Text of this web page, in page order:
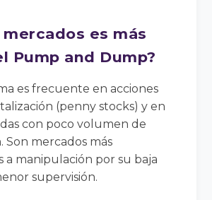
mercados es más
Pump and Dump?
es frecuente en acciones
(penny stocks) y en
con poco volumen de
Son mercados más
a manipulación por su baja
supervisión.